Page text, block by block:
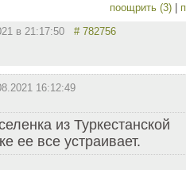
поощрить (3) |
в 21:17:50 # 782756
16:12:49
из Туркестанской
ее все устраивает.